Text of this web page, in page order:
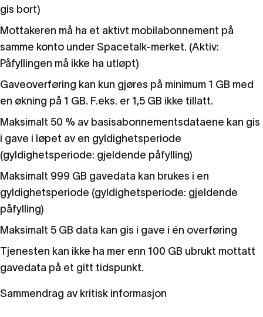
gis bort)
Mottakeren må ha et aktivt mobilabonnement på
samme konto under Spacetalk-merket. (Aktiv:
Påfyllingen må ikke ha utløpt)
Gaveoverføring kan kun gjøres på minimum 1 GB med
en økning på 1 GB. F.eks. er 1,5 GB ikke tillatt.
Maksimalt 50 % av basisabonnementsdataene kan gis
i gave i løpet av en gyldighetsperiode
(gyldighetsperiode: gjeldende påfylling)
Maksimalt 999 GB gavedata kan brukes i en
gyldighetsperiode (gyldighetsperiode: gjeldende
påfylling)
Maksimalt 5 GB data kan gis i gave i én overføring
Tjenesten kan ikke ha mer enn 100 GB ubrukt mottatt
gavedata på et gitt tidspunkt.
Sammendrag av kritisk informasjon